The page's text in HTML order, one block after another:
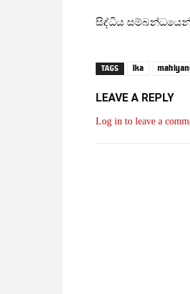
සිද්ධිය
TAGS lka
LEAVE A REPLY
Log in to leave a